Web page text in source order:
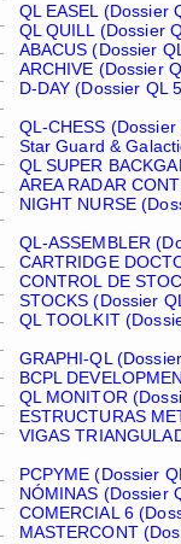
QL EASEL (Dossier
QL QUILL (Dossier
ABACUS (Dossier
ARCHIVE (Dossier
D-DAY (Dossier QL
QL-CHESS (Dossier
Star Guard &
QL SUPER
AREA RADAR
NIGHT NURSE
QL-ASSEMBLER
CARTRIDGE
CONTROL DE
STOCKS (Dossier
QL TOOLKIT
GRAPHI-QL
BCPL
QL MONITOR
ESTRUCTURAS
VIGAS
PCPYME (Dossier
NÓMINAS (Dossier
COMERCIAL 6
MASTERCONT